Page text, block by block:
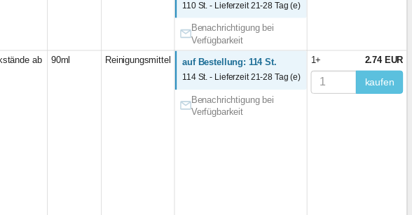
110 St. - Lieferzeit 21-28 Tag (e)
Benachrichtigung bei
Verfügbarkeit
ab 90ml Reinigungsmittel auf Bestellung: 114 St.
114 St. - Lieferzeit 21-28 Tag (e)
Benachrichtigung bei
Verfügbarkeit
1+ 2.74 EUR
kaufen